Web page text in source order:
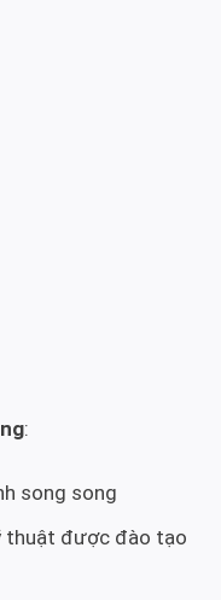
:
song song
thuật được đào tạo